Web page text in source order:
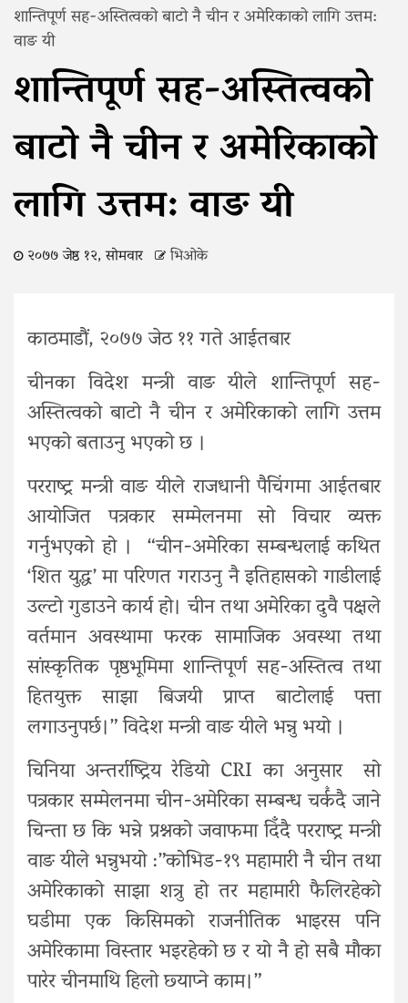
शान्तिपूर्ण सह-अस्तित्वको बाटो नै चीन र अमेरिकाको लागि उत्तम:
वाङ यी
शान्तिपूर्ण सह-अस्तित्वको
बाटो नै चीन र अमेरिकाको
लागि उत्तम: वाङ यी
२०७७ जेष्ठ १२, सोमवार भिओके
काठमाडौं, २०७७ जेठ ११ गते आईतबार
चीनका विदेश मन्त्री वाङ यीले शान्तिपूर्ण सह-
अस्तित्वको बाटो नै चीन र अमेरिकाको लागि उत्तम
भएको बताउनु भएको छ ।
परराष्ट्र मन्त्री वाङ यीले राजधानी पैचिंगमा आईतबार
आयोजित पत्रकार सम्मेलनमा सो विचार व्यक्त
गर्नुभएको हो । “चीन-अमेरिका सम्बन्धलाई कथित
‘शित युद्ध’ मा परिणत गराउनु नै इतिहासको गाडीलाई
उल्टो गुडाउने कार्य हो। चीन तथा अमेरिका दुवै पक्षले
वर्तमान अवस्थामा फरक सामाजिक अवस्था तथा
सांस्कृतिक पृष्ठभूमिमा शान्तिपूर्ण सह-अस्तित्व तथा
हितयुक्त साझा बिजयी प्राप्त बाटोलाई पत्ता
लगाउनुपर्छ।” विदेश मन्त्री वाङ यीले भन्नु भयो ।
चिनिया अन्तर्राष्ट्रिय रेडियो CRI का अनुसार सो
पत्रकार सम्मेलनमा चीन-अमेरिका सम्बन्ध चर्कँदै जाने
चिन्ता छ कि भन्ने प्रश्नको जवाफमा दिँदै परराष्ट्र मन्त्री
वाङ यीले भन्नुभयो :”कोभिड-१९ महामारी नै चीन तथा
अमेरिकाको साझा शत्रु हो तर महामारी फैलिरहेको
घडीमा एक किसिमको राजनीतिक भाइरस पनि
अमेरिकामा विस्तार भइरहेको छ र यो नै हो सबै मौका
पारेर चीनमाथि हिलो छ्याप्ने काम।”